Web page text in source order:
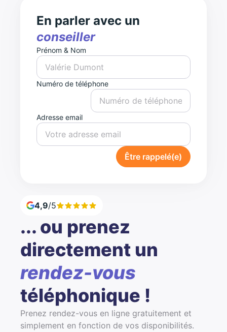
En parler avec un
conseiller
Prénom & Nom
Numéro de téléphone
Adresse email
Être rappelé(e)
4,9/5
... ou prenez
directement un
rendez-vous
téléphonique !
Prenez rendez-vous en ligne gratuitement et
simplement en fonction de vos disponibilités.